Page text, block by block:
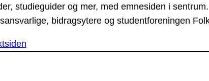
studieguider og mer, med emnesiden i
bidragsytere og studentforeningen